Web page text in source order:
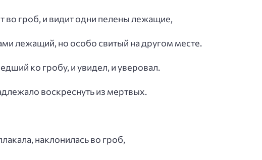
во гроб, и видит одни пелены лежащие,
лежащий, но особо свитый на другом месте.
ко гробу, и увидел, и уверовал.
воскреснуть из мертвых.
наклонилась во гроб,